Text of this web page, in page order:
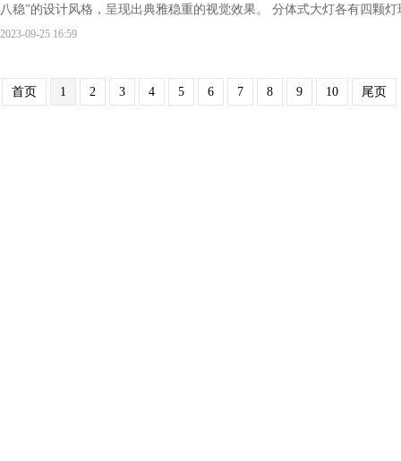
八稳”的设计风格，呈现出典雅稳重的视觉效果。 分体式大灯各有四颗
2023-09-25 16:59
首页 1 2 3 4 5 6 7 8 9 10 尾页